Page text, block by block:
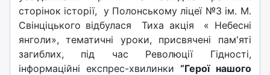
сторінок історії, у Полонському ліцеї №3 ім. М.
Свінціцького відбулася Тиха акція « Небесні
янголи», тематичні уроки, присвячені пам'яті
загиблих, під час Революції Гідності,
інформаційні експрес-хвилинки“Герої нашого